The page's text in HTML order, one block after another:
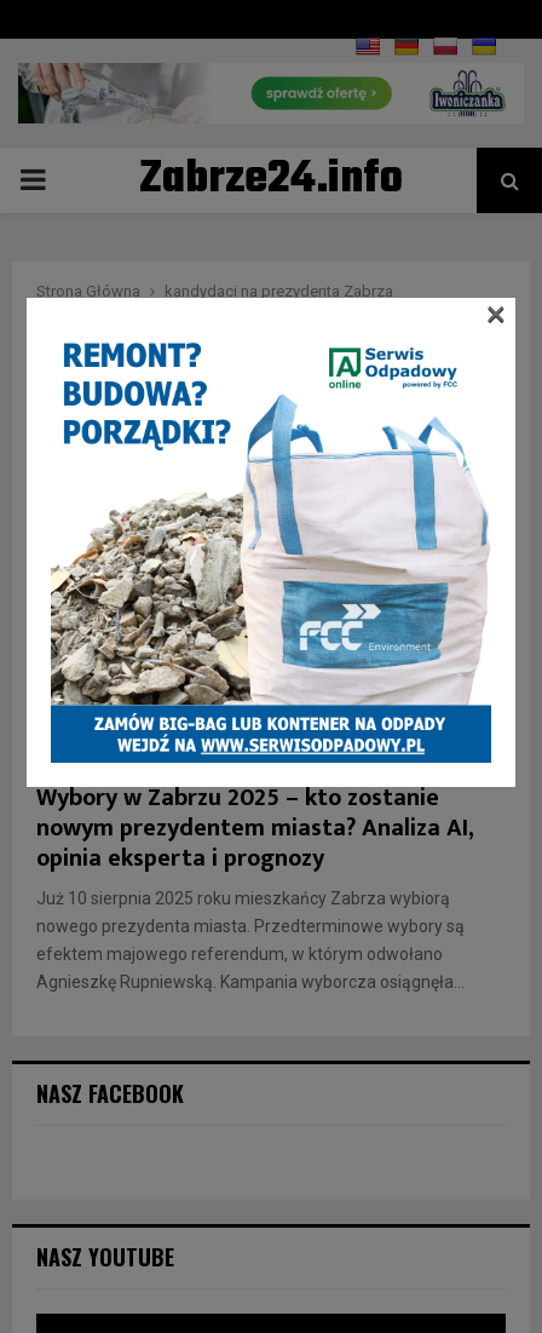
PRIMARYZabrze24.info
Strona Główna kandydaci na prezydenta Zabrza
Tag : kandydaci na
prezydenta Zabrza
INFORMACJE
Wybory w Zabrzu 2025 – kto zostanie
nowym prezydentem miasta? Analiza AI,
opinia eksperta i prognozy
Już 10 sierpnia 2025 roku mieszkańcy Zabrza wybiorą
nowego prezydenta miasta. Przedterminowe wybory są
efektem majowego referendum, w którym odwołano
Agnieszkę Rupniewską. Kampania wyborcza osiągnęła...
NASZ FACEBOOK
NASZ YOUTUBE
×